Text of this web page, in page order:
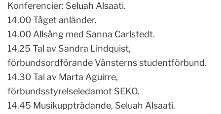
Konferencier: Seluah Alsaati.
14.00 Tåget anländer.
14.00 Allsång med Sanna Carlstedt.
14.25 Tal av Sandra Lindquist,
förbundsordförande Vänsterns studentförbund.
14.30 Tal av Marta Aguirre,
förbundsstyrelseledamot SEKO.
14.45 Musikuppträdande, Seluah Alsaati.